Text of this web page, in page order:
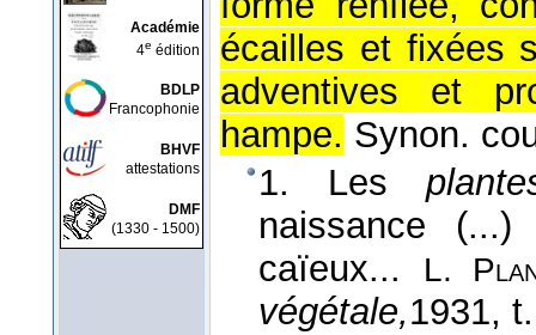
Académie
4e édition
BDLP
Francophonie
BHVF
attestations
DMF
(1330 - 1500)
écailles et fixées
adventives et
hampe. Synon.
1. Les
naissance
caïeux...
L.
végétale,1931,